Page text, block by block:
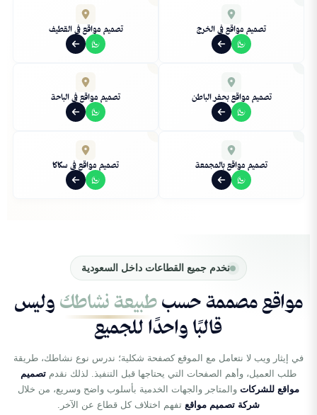
تصميم مواقع في الخرج تصميم مواقع في القطيف
تصميم مواقع بحفر الباطن تصميم مواقع في الباحة
تصميم مواقع بالمجمعة تصميم مواقع في سكاكا
نخدم جميع القطاعات داخل السعودية
مواقع مصممة حسبطبيعة نشاطك وليس
قالبًا واحدًا للجميع
في إيثار ويب لا نتعامل مع الموقع كصفحة شكلية؛ ندرس نوع نشاطك، طريقة
طلب العميل، وأهم الصفحات التي يحتاجها قبل التنفيذ. لذلك نقدم تصميم
مواقع للشركات والمتاجر والجهات الخدمية بأسلوب واضح وسريع، من خلال
شركة تصميم مواقع تفهم اختلاف كل قطاع عن الآخر.